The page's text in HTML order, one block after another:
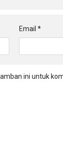
Email *
ini untuk